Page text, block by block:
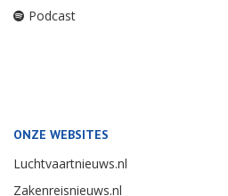
Podcast
ONZE WEBSITES
Luchtvaartnieuws.nl
Zakenreisnieuws.nl